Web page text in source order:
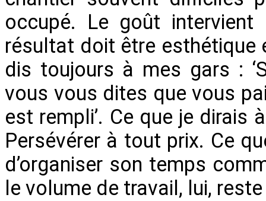
occupé. Le goût
résultat doit être esthétique
dis toujours à mes gars :
vous vous dites que vous
est rempli’. Ce que je dirais
Persévérer à tout prix. Ce
d’organiser son temps
le volume de travail, lui,